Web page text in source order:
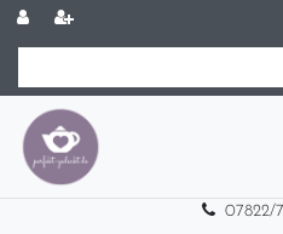
07822/